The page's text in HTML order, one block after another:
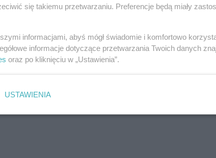
się takiemu przetwarzaniu. Preferencje będą miały
informacjami, abyś mógł świadomie i komfortowo
informacje dotyczące przetwarzania Twoich danych
oraz po kliknięciu w „Ustawienia”.
USTAWIENIA